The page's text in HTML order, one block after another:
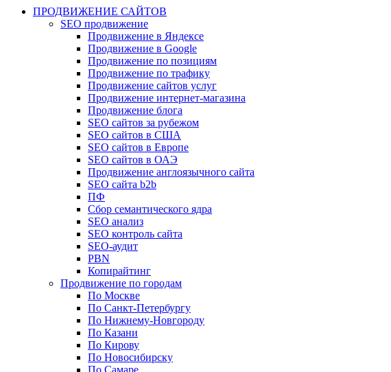
ПРОДВИЖЕНИЕ САЙТОВ
SEO продвижение
Продвижение в Яндексе
Продвижение в Google
Продвижение по позициям
Продвижение по трафику
Продвижение сайтов услуг
Продвижение интернет-магазина
Продвижение блога
SEO сайтов за рубежом
SEO сайтов в США
SEO сайтов в Европе
SEO сайтов в ОАЭ
Продвижение англоязычного сайта
SEO сайта b2b
ПФ
Сбор семантического ядра
SEO анализ
SEO контроль сайта
SEO-аудит
PBN
Копирайтинг
Продвижение по городам
По Москве
По Санкт-Петербургу
По Нижнему-Новгороду
По Казани
По Кирову
По Новосибирску
По Самаре